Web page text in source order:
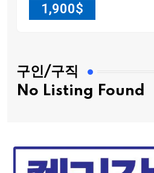
1,900$
구인/구직
No Listing Found